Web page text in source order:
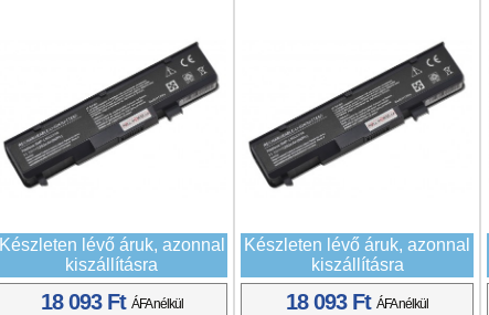
Készleten lévő áruk, azonnal
kiszállításra
18 093 Ft ÁFA nélkül
Készleten lévő áruk, azonnal
kiszállításra
18 093 FtÁFA nélkül